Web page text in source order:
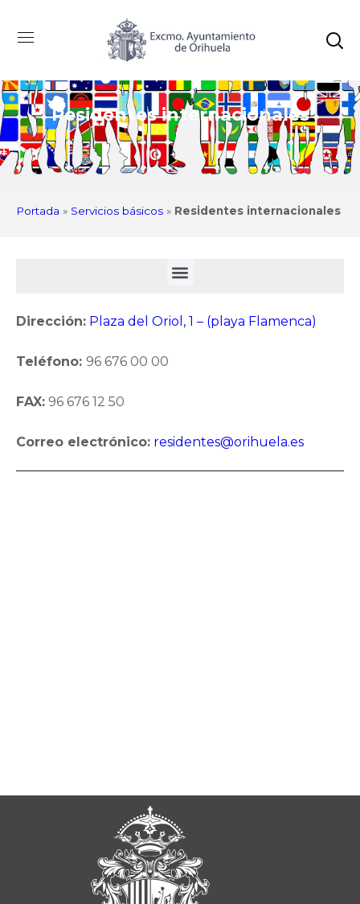
Residentes internacionales
Portada » Servicios básicos » Residentes internacionales
Dirección: Plaza del Oriol, 1 – (playa Flamenca)
Teléfono: 96 676 00 00
FAX: 96 676 12 50
Correo electrónico: residentes@orihuela.es